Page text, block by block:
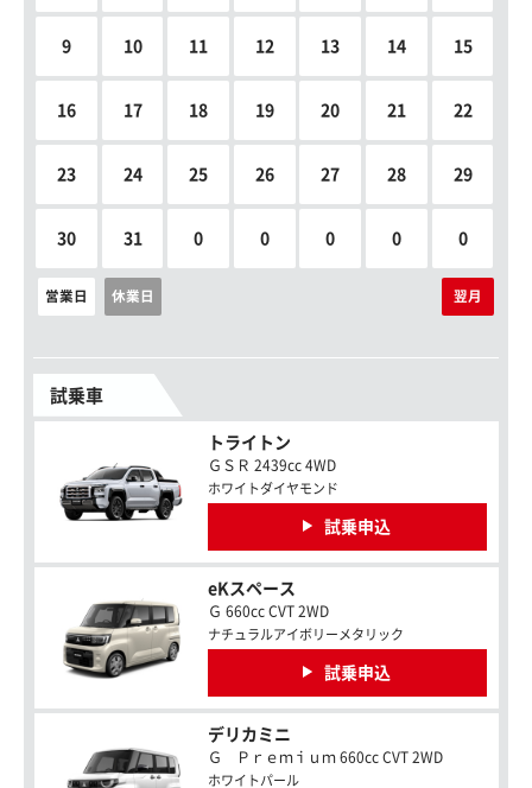
9 10 11 12 13 14 15
16 17 18 19 20 21 22
23 24 25 26 27 28 29
30 31 0 0 0 0 0
営業日 休業日 翌月
試乗車
トライトン
ＧＳＲ 2439cc 4WD
ホワイトダイヤモンド
試乗申込
eKスペース
Ｇ 660cc CVT 2WD
ナチュラルアイボリーメタリック
試乗申込
デリカミニ
Ｇ Ｐｒｅｍｉｕｍ 660cc CVT 2WD
ホワイトパール